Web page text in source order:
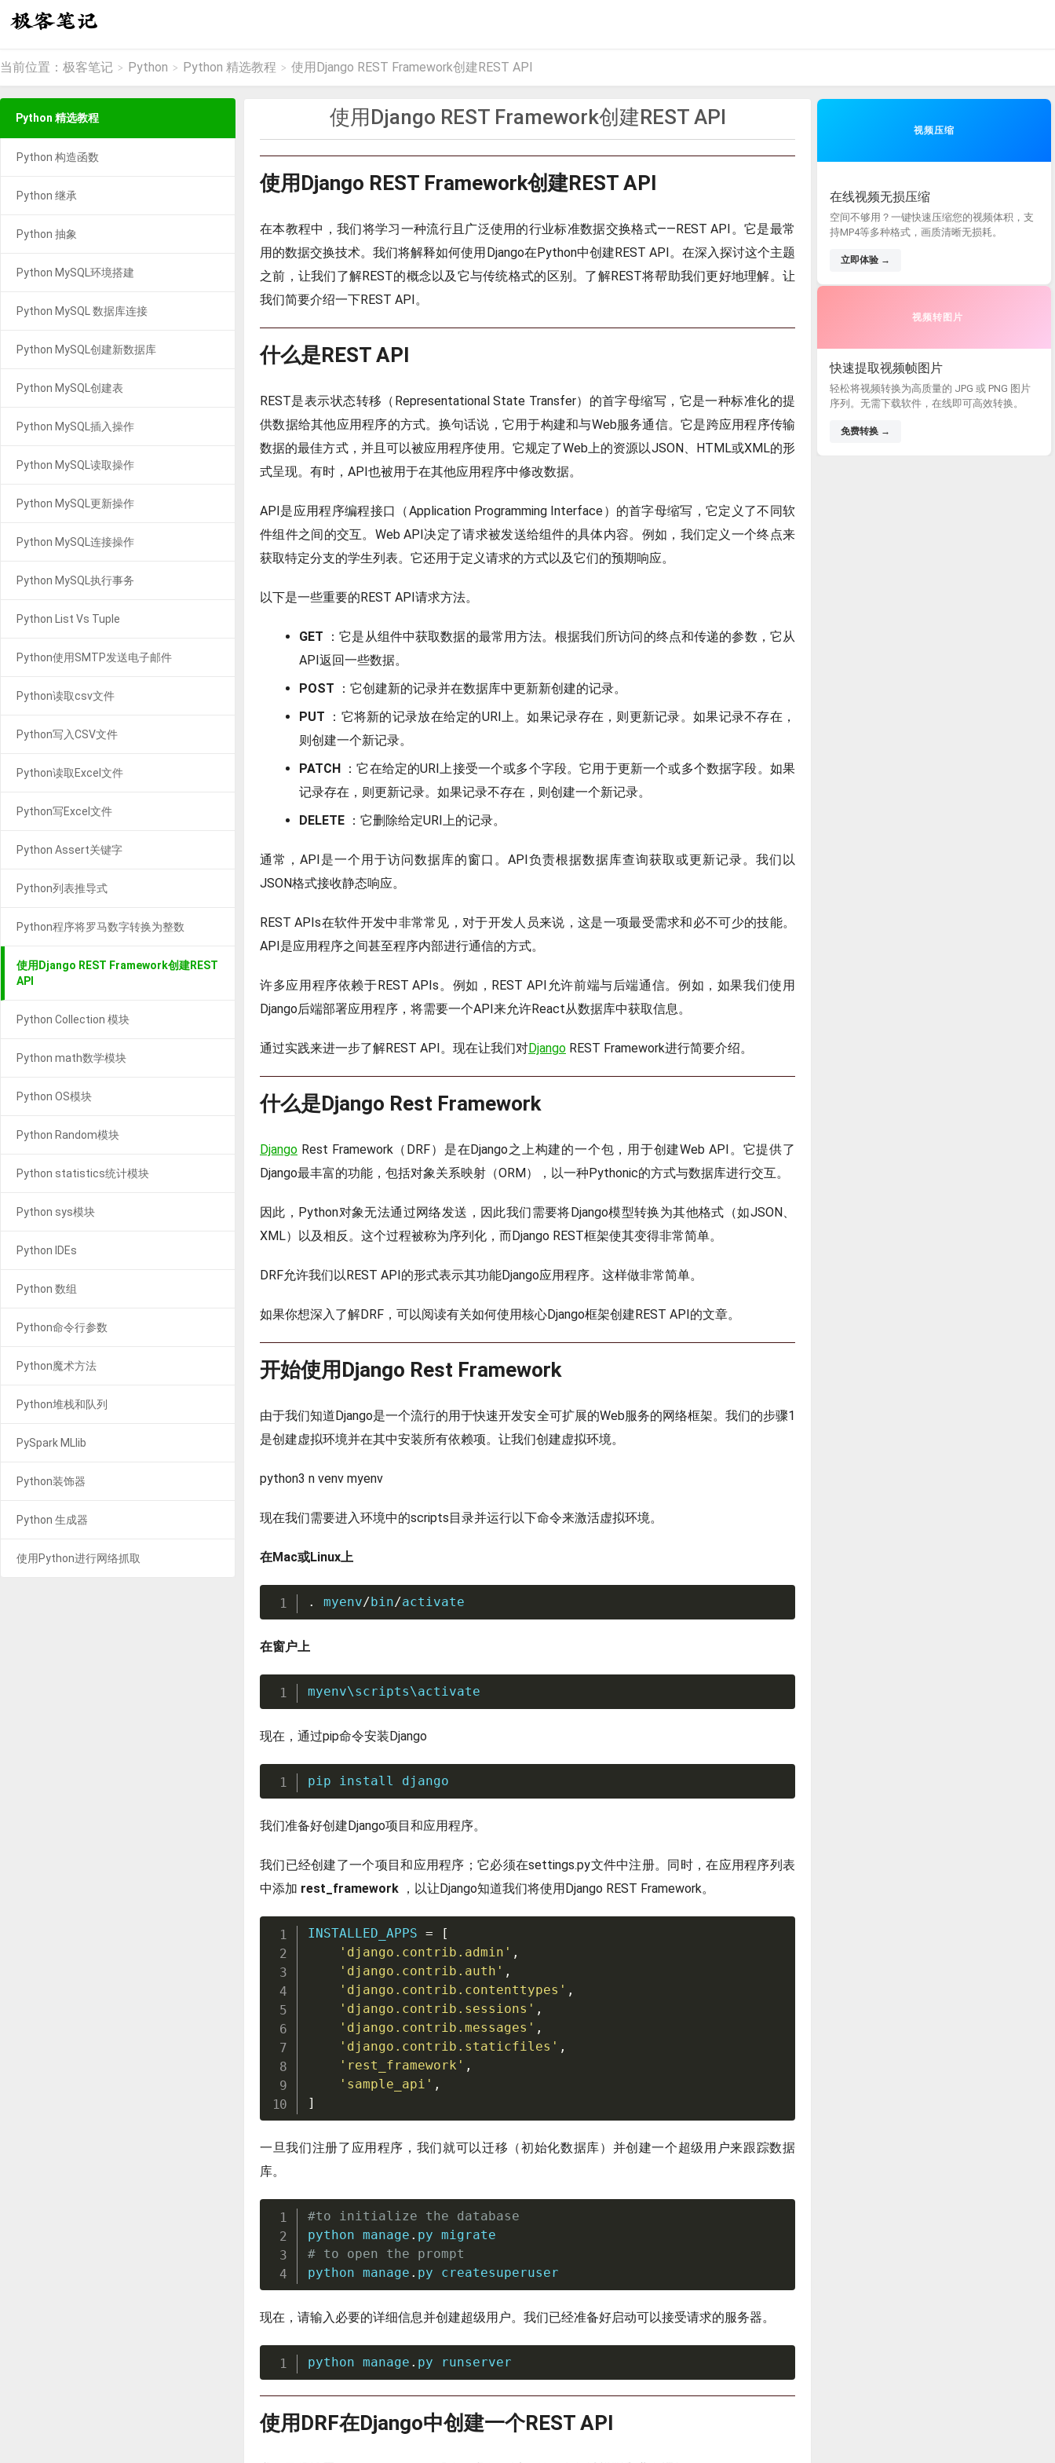
当前位置： 极客笔记 > Python > Python 精选教程 > 使用Django REST Framework创建REST API
使用Django REST Framework创建REST API
使用Django REST Framework创建REST API
在本教程中，我们将学习一种流行且广泛使用的行业标准数据交换格式——REST API。它是最常
用的数据交换技术。我们将解释如何使用Django在Python中创建REST API。在深入探讨这个主题
之前，让我们了解REST的概念以及它与传统格式的区别。了解REST将帮助我们更好地理解。让
我们简要介绍一下REST API。
什么是REST API
REST是表示状态转移（Representational State Transfer）的首字母缩写，它是一种标准化的提
供数据给其他应用程序的方式。换句话说，它用于构建和与Web服务通信。它是跨应用程序传输
数据的最佳方式，并且可以被应用程序使用。它规定了Web上的资源以JSON、HTML或XML的形
式呈现。有时，API也被用于在其他应用程序中修改数据。
API是应用程序编程接口（Application Programming Interface）的首字母缩写，它定义了不同软
件组件之间的交互。Web API决定了请求被发送给组件的具体内容。例如，我们定义一个终点来
获取特定分支的学生列表。它还用于定义请求的方式以及它们的预期响应。
以下是一些重要的REST API请求方法。
GET ：它是从组件中获取数据的最常用方法。根据我们所访问的终点和传递的参数，它从
API返回一些数据。
POST ：它创建新的记录并在数据库中更新新创建的记录。
PUT ：它将新的记录放在给定的URI上。如果记录存在，则更新记录。如果记录不存在，
则创建一个新记录。
PATCH ：它在给定的URI上接受一个或多个字段。它用于更新一个或多个数据字段。如果
记录存在，则更新记录。如果记录不存在，则创建一个新记录。
DELETE ：它删除给定URI上的记录。
通常，API是一个用于访问数据库的窗口。API负责根据数据库查询获取或更新记录。我们以
JSON格式接收静态响应。
REST APIs在软件开发中非常常见，对于开发人员来说，这是一项最受需求和必不可少的技能。
API是应用程序之间甚至程序内部进行通信的方式。
许多应用程序依赖于REST APIs。例如，REST API允许前端与后端通信。例如，如果我们使用
Django后端部署应用程序，将需要一个API来允许React从数据库中获取信息。
通过实践来进一步了解REST API。现在让我们对Django REST Framework进行简要介绍。
什么是Django Rest Framework
Django Rest Framework（DRF）是在Django之上构建的一个包，用于创建Web API。它提供了
Django最丰富的功能，包括对象关系映射（ORM），以一种Pythonic的方式与数据库进行交互。
因此，Python对象无法通过网络发送，因此我们需要将Django模型转换为其他格式（如JSON、
XML）以及相反。这个过程被称为序列化，而Django REST框架使其变得非常简单。
DRF允许我们以REST API的形式表示其功能Django应用程序。这样做非常简单。
如果你想深入了解DRF，可以阅读有关如何使用核心Django框架创建REST API的文章。
开始使用Django Rest Framework
由于我们知道Django是一个流行的用于快速开发安全可扩展的Web服务的网络框架。我们的步骤1
是创建虚拟环境并在其中安装所有依赖项。让我们创建虚拟环境。
python3 n venv myenv
现在我们需要进入环境中的scripts目录并运行以下命令来激活虚拟环境。
在Mac或Linux上
. myenv/bin/activate
在窗户上
myenv\scripts\activate
现在，通过pip命令安装Django
pip install django
我们准备好创建Django项目和应用程序。
我们已经创建了一个项目和应用程序；它必须在settings.py文件中注册。同时，在应用程序列表
中添加 rest_framework ，以让Django知道我们将使用Django REST Framework。
INSTALLED_APPS =
[
'django.contrib.admin' ,
'django.contrib.auth' ,
'django.contrib.contenttypes' ,
'django.contrib.sessions' ,
'django.contrib.messages' ,
'django.contrib.staticfiles' ,
'rest_framework' ,
'sample_api' ,
]
一旦我们注册了应用程序，我们就可以迁移（初始化数据库）并创建一个超级用户来跟踪数据
库。
#to initialize the database
python manage .
# to open the prompt
python manage . py createsuperuser
现在，请输入必要的详细信息并创建超级用户。我们已经准备好启动可以接受请求的服务器。
python manage . py runserver
使用DRF在Django中创建一个REST API
Python 精选教程
Python 构造函数
Python 继承
Python 抽象
Python MySQL环境搭建
Python MySQL 数据库连接
Python MySQL创建新数据库
Python MySQL创建表
Python MySQL插入操作
Python MySQL读取操作
Python MySQL更新操作
Python MySQL连接操作
Python MySQL执行事务
Python List Vs Tuple
Python使用SMTP发送电子邮件
Python读取csv文件
Python写入CSV文件
Python读取Excel文件
Python写Excel文件
Python Assert关键字
Python列表推导式
Python程序将罗马数字转换为整数
使用Django REST Framework创建REST
API
Python Collection 模块
Python math数学模块
Python OS模块
Python Random模块
Python statistics统计模块
Python sys模块
Python IDEs
Python 数组
Python命令行参数
Python魔术方法
Python堆栈和队列
PySpark MLlib
Python装饰器
Python 生成器
使用Python进行网络抓取
视频压缩
在线视频无损压缩
空间不够用？一键快速压缩您的视频体积，支
持MP4等多种格式，画质清晰无损耗。
立即体验 →
视频转图片
快速提取视频帧图片
轻松将视频转换为高质量的 JPG 或 PNG 图片
序列。无需下载软件，在线即可高效转换。
免费转换 →